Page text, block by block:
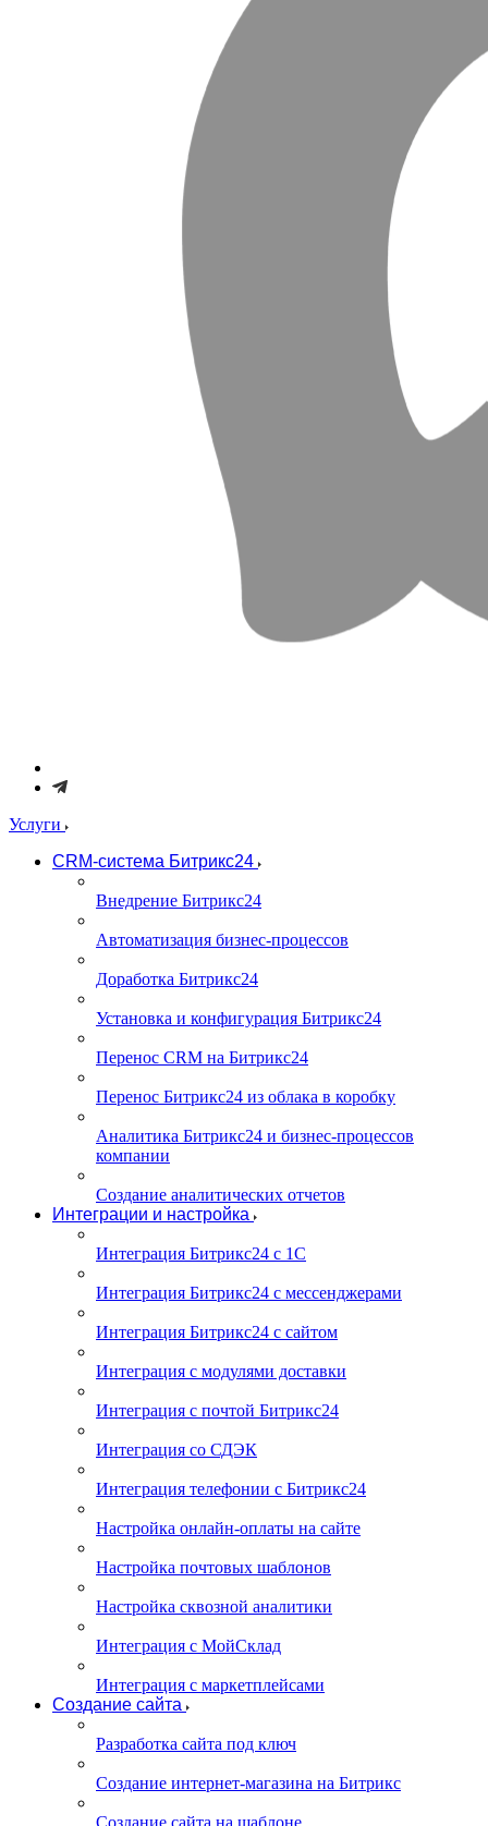
Услуги
CRM-система Битрикс24
Внедрение Битрикс24
Автоматизация бизнес-процессов
Доработка Битрикс24
Установка и конфигурация Битрикс24
Перенос CRM на Битрикс24
Перенос Битрикс24 из облака в коробку
Аналитика Битрикс24 и бизнес-процессов
компании
Создание аналитических отчетов
Интеграции и настройка
Интеграция Битрикс24 с 1С
Интеграция Битрикс24 с мессенджерами
Интеграция Битрикс24 с сайтом
Интеграция с модулями доставки
Интеграция с почтой Битрикс24
Интеграция со СДЭК
Интеграция телефонии с Битрикс24
Настройка онлайн-оплаты на сайте
Настройка почтовых шаблонов
Настройка сквозной аналитики
Интеграция с МойСклад
Интеграция с маркетплейсами
Создание сайта
Разработка сайта под ключ
Создание интернет-магазина на Битрикс
Создание сайта на шаблоне